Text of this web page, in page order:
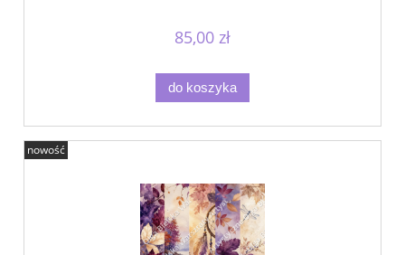
85,00 zł
do koszyka
nowość